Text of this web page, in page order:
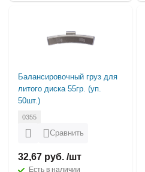
Балансировочный груз для
литого диска 55гр. (уп.
50шт.)
0355
Сравнить
32,67 руб. /шт
Есть в наличии